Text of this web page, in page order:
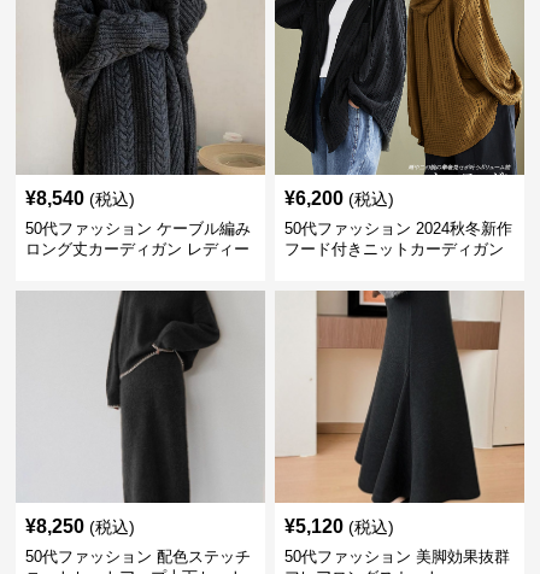
¥8,540 (税込)
50代ファッション ケーブル編み
ロング丈カーディガン レディー
¥6,200 (税込)
50代ファッション 2024秋冬新作
フード付きニットカーディガン
¥8,250 (税込)
50代ファッション 配色ステッチ
¥5,120 (税込)
50代ファッション 美脚効果抜群